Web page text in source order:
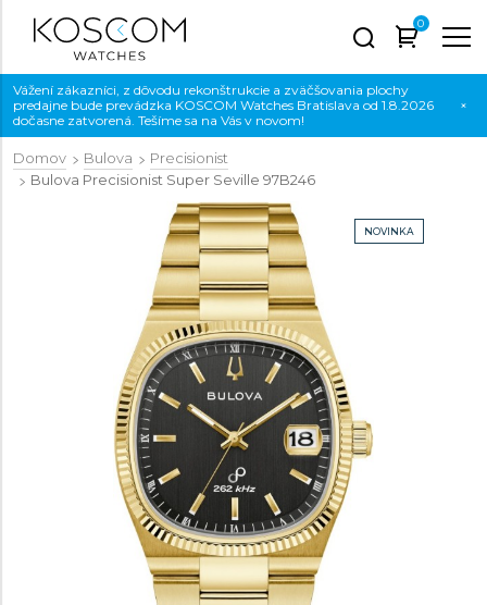
0
Vážení zákazníci, z dôvodu rekonštrukcie a zväčšovania plochy
predajne bude prevádzka KOSCOM Watches Bratislava od 1.8.2026
dočasne zatvorená. Tešíme sa na Vás v novom!
×
Domov Bulova
Precisionist
Bulova Precisionist Super Seville 97B246
NOVINKA